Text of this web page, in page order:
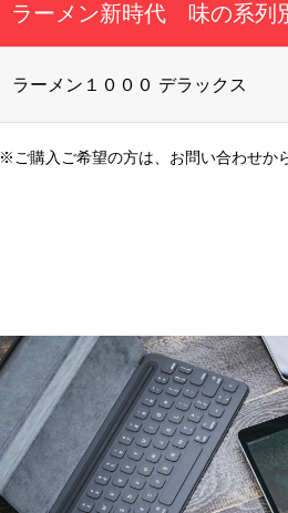
ラーメン新時代 味の系列
ラーメン１０００ デラックス
購入ご希望の方は、お問い合わせから